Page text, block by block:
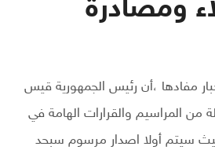
ومصادرة
مفادها ،أن رئيس الجمهورية قيس
من المراسيم والقرارات الهامة في
سيتم أولا اصدار مرسوم سبحد